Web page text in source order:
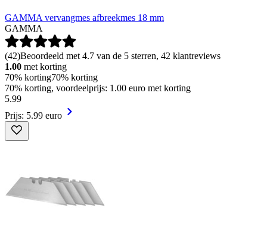
GAMMA vervangmes afbreekmes 18 mm
GAMMA
(42)Beoordeeld met 4.7 van de 5 sterren, 42 klantreviews
1.00 met korting
70% korting70% korting
70% korting, voordeelprijs: 1.00 euro met korting
5.99
Prijs: 5.99 euro